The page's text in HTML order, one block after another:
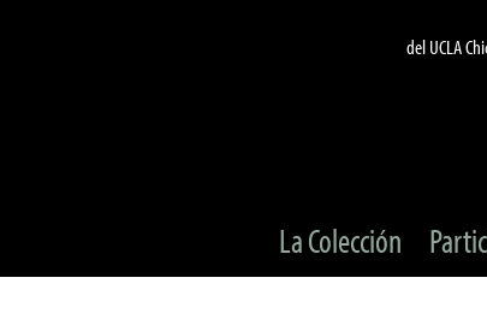
del UCLA
La Colección